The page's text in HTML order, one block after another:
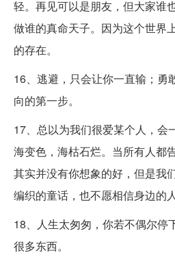
轻。再见可以是朋友，但大家谁
做谁的真命天子。因为这个世界
的存在。
16、逃避，只会让你一直输；勇
向的第一步。
17、总以为我们很爱某个人，会
海变色，海枯石烂。当所有人都
其实并没有你想象的好，但是我
编织的童话，也不愿相信身边的
18、人生太匆匆，你若不偶尔停
很多东西。